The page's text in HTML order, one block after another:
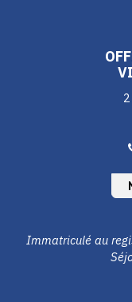
Immatriculé au